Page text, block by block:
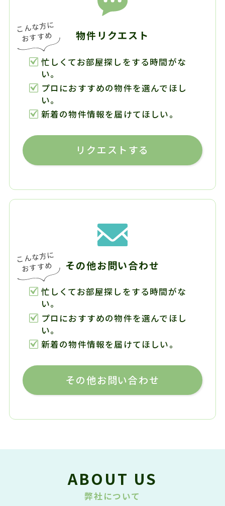
物件リクエスト
忙しくてお部屋探しをする時間がな
い。
プロにおすすめの物件を選んでほし
い。
新着の物件情報を届けてほしい。
リクエストする
その他お問い合わせ
忙しくてお部屋探しをする時間がな
い。
プロにおすすめの物件を選んでほし
い。
新着の物件情報を届けてほしい。
その他お問い合わせ
ABOUT US
弊社について